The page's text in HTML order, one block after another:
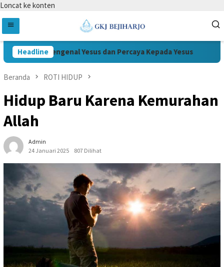
Loncat ke konten
HeadlineMengenal Yesus dan Percaya Kepada Yesus
Beranda ROTI HIDUP
Hidup Baru Karena Kemurahan
Allah
Admin
24 Januari 2025
807 Dilihat